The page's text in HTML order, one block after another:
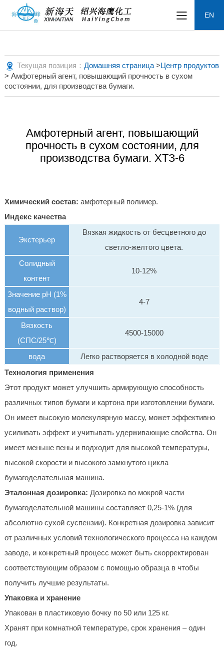
EN
Текущая позиция： Домашняя страница>Центр продуктов
> Амфотерный агент, повышающий прочность в сухом
состоянии, для производства бумаги.
Амфотерный агент, повышающий
прочность в сухом состоянии, для
производства бумаги. ХТЗ-6
Химический состав: амфотерный полимер.
Индекс качества
Экстерьер
Вязкая жидкость от бесцветного до
светло-желтого цвета.
Солидный
контент
10-12%
Значение pH (1%
водный раствор)
4-7
Вязкость
(СПС/25℃)
4500-15000
вода
Легко растворяется в холодной воде
Технология применения
Этот продукт может улучшить армирующую способность
различных типов бумаги и картона при изготовлении бумаги.
Он имеет высокую молекулярную массу, может эффективно
усиливать эффект и учитывать удерживающие свойства. Он
имеет меньше пены и подходит для высокой температуры,
высокой скорости и высокого замкнутого цикла
бумагоделательная машина.
Эталонная дозировка: Дозировка во мокрой части
бумагоделательной машины составляет 0,25-1% (для
абсолютно сухой суспензии). Конкретная дозировка зависит
от различных условий технологического процесса на каждом
заводе, и конкретный процесс может быть скорректирован
соответствующим образом с помощью образца в чтобы
получить лучшие результаты.
Упаковка и хранение
Упакован в пластиковую бочку по 50 или 125 кг.
Хранят при комнатной температуре, срок хранения – один
год.